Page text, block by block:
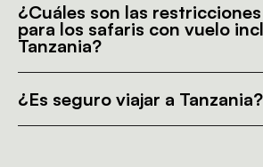
¿Cuáles son las
para los safaris con vuelo
Tanzania?
¿Es seguro viajar a Tanzania?